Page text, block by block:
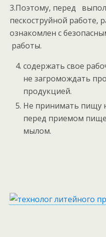
3.Поэтому, перед
пескоструйной работе,
ознакомлен с
работы.
содержать свое
не загромождать
продукцией.
Не принимать пищу
перед приемом
мылом.